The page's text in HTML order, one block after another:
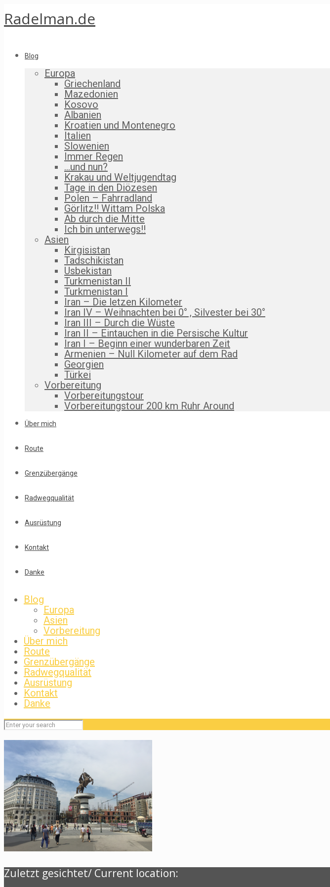
Radelman.de
Blog
Europa
Griechenland
Mazedonien
Kosovo
Albanien
Kroatien und Montenegro
Italien
Slowenien
Immer Regen
…und nun?
Krakau und Weltjugendtag
Tage in den Diözesen
Polen – Fahrradland
Görlitz!! Wittam Polska
Ab durch die Mitte
Ich bin unterwegs!!
Asien
Kirgisistan
Tadschikistan
Usbekistan
Turkmenistan II
Turkmenistan I
Iran – Die letzen Kilometer
Iran IV – Weihnachten bei 0° , Silvester bei 30°
Iran III – Durch die Wüste
Iran II – Eintauchen in die Persische Kultur
Iran I – Beginn einer wunderbaren Zeit
Armenien – Null Kilometer auf dem Rad
Georgien
Türkei
Vorbereitung
Vorbereitungstour
Vorbereitungstour 200 km Ruhr Around
Über mich
Route
Grenzübergänge
Radwegqualität
Ausrüstung
Kontakt
Danke
Blog
Europa
Asien
Vorbereitung
Über mich
Route
Grenzübergänge
Radwegqualität
Ausrüstung
Kontakt
Danke
Zuletzt gesichtet/ Current location: